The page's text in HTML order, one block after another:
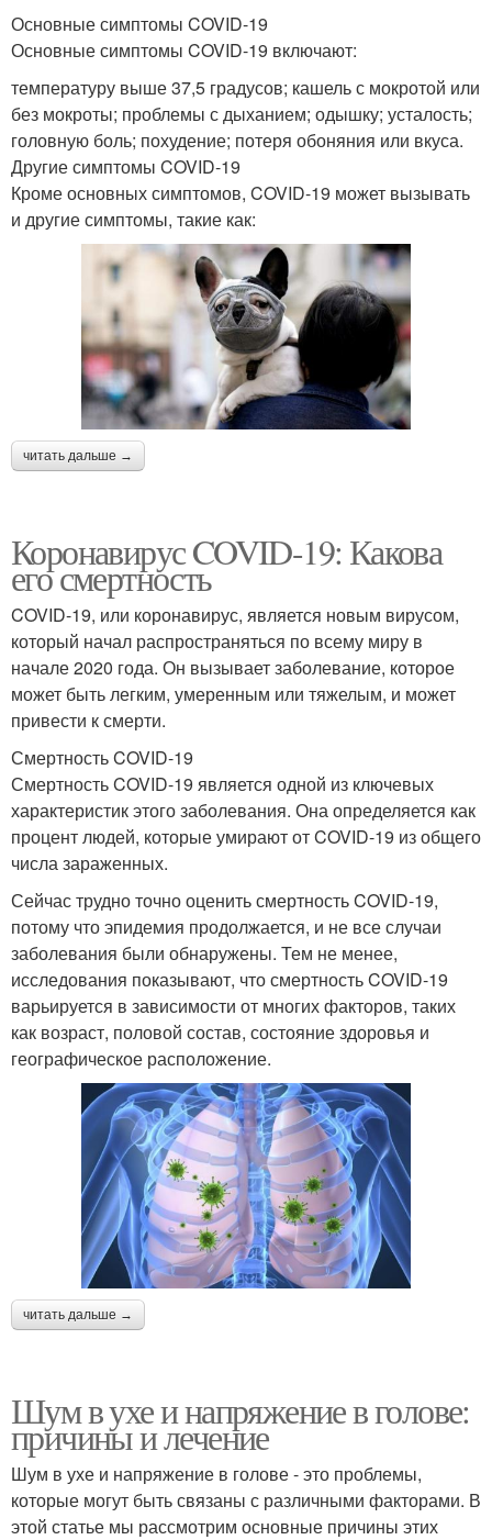
Основные симптомы COVID-19
Основные симптомы COVID-19 включают:
температуру выше 37,5 градусов; кашель с мокротой или
без мокроты; проблемы с дыханием; одышку; усталость;
головную боль; похудение; потеря обоняния или вкуса.
Другие симптомы COVID-19
Кроме основных симптомов, COVID-19 может вызывать
и другие симптомы, такие как:
читать дальше →
Коронавирус COVID-19: Какова
его смертность
COVID-19, или коронавирус, является новым вирусом,
который начал распространяться по всему миру в
начале 2020 года. Он вызывает заболевание, которое
может быть легким, умеренным или тяжелым, и может
привести к смерти.
Смертность COVID-19
Смертность COVID-19 является одной из ключевых
характеристик этого заболевания. Она определяется как
процент людей, которые умирают от COVID-19 из общего
числа зараженных.
Сейчас трудно точно оценить смертность COVID-19,
потому что эпидемия продолжается, и не все случаи
заболевания были обнаружены. Тем не менее,
исследования показывают, что смертность COVID-19
варьируется в зависимости от многих факторов, таких
как возраст, половой состав, состояние здоровья и
географическое расположение.
читать дальше →
Шум в ухе и напряжение в голове:
причины и лечение
Шум в ухе и напряжение в голове - это проблемы,
которые могут быть связаны с различными факторами. В
этой статье мы рассмотрим основные причины этих